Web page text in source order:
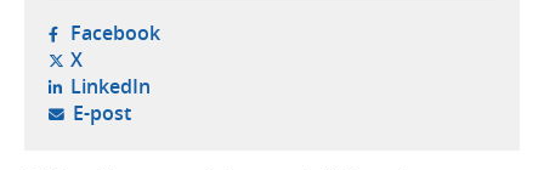
Facebook- öppnas i ny flik, extern webbplats,
X- öppnas i ny flik, extern webbplats,
LinkedIn- öppnas i ny flik, extern webbplats,
E-post- öppnar din e-postklient,